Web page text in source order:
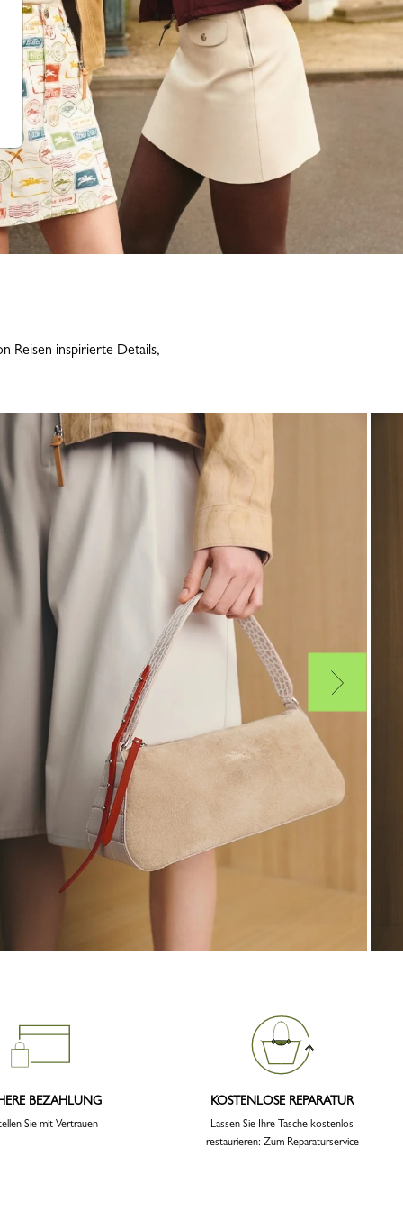
Reisen inspirierte Details,
BEZAHLUNG
Sie mit Vertrauen
KOSTENLOSE REPARATUR
Lassen Sie Ihre Tasche kostenlos
restaurieren: Zum Reparaturservice